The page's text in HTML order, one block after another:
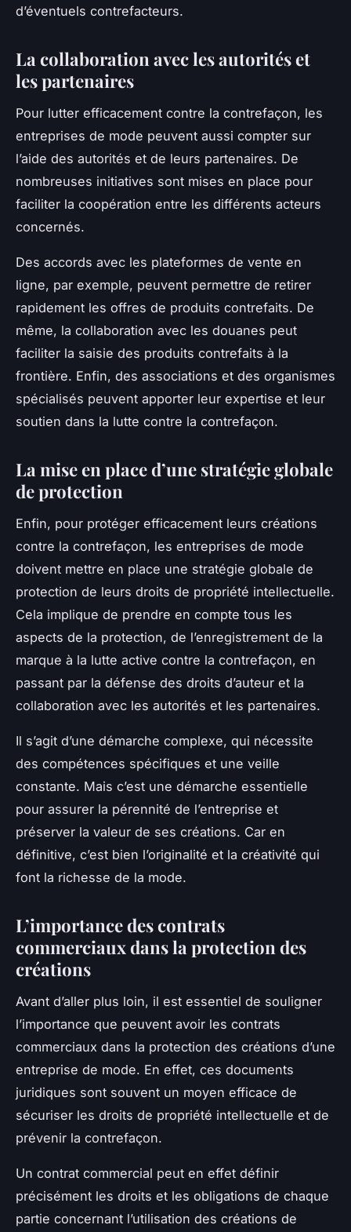
d’éventuels contrefacteurs.
La collaboration avec les autorités et
les partenaires
Pour lutter efficacement contre la contrefaçon, les
entreprises de mode peuvent aussi compter sur
l’aide des autorités et de leurs partenaires. De
nombreuses initiatives sont mises en place pour
faciliter la coopération entre les différents acteurs
concernés.
Des accords avec les plateformes de vente en
ligne, par exemple, peuvent permettre de retirer
rapidement les offres de produits contrefaits. De
même, la collaboration avec les douanes peut
faciliter la saisie des produits contrefaits à la
frontière. Enfin, des associations et des organismes
spécialisés peuvent apporter leur expertise et leur
soutien dans la lutte contre la contrefaçon.
La mise en place d’une stratégie globale
de protection
Enfin, pour protéger efficacement leurs créations
contre la contrefaçon, les entreprises de mode
doivent mettre en place une stratégie globale de
protection de leurs droits de propriété intellectuelle.
Cela implique de prendre en compte tous les
aspects de la protection, de l’enregistrement de la
marque à la lutte active contre la contrefaçon, en
passant par la défense des droits d’auteur et la
collaboration avec les autorités et les partenaires.
Il s’agit d’une démarche complexe, qui nécessite
des compétences spécifiques et une veille
constante. Mais c’est une démarche essentielle
pour assurer la pérennité de l’entreprise et
préserver la valeur de ses créations. Car en
définitive, c’est bien l’originalité et la créativité qui
font la richesse de la mode.
L’importance des contrats
commerciaux dans la protection des
créations
Avant d’aller plus loin, il est essentiel de souligner
l’importance que peuvent avoir les contrats
commerciaux dans la protection des créations d’une
entreprise de mode. En effet, ces documents
juridiques sont souvent un moyen efficace de
sécuriser les droits de propriété intellectuelle et de
prévenir la contrefaçon.
Un contrat commercial peut en effet définir
précisément les droits et les obligations de chaque
partie concernant l’utilisation des créations de